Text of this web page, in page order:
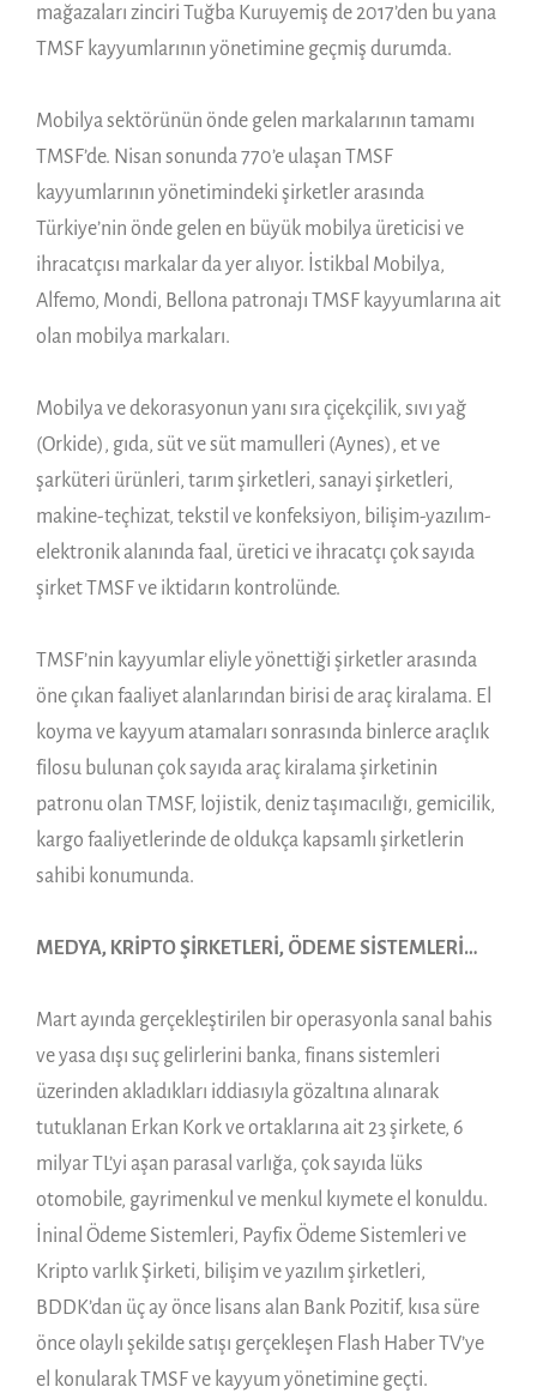
mağazaları zinciri Tuğba Kuruyemiş de 2017’den bu yana
TMSF kayyumlarının yönetimine geçmiş durumda.
Mobilya sektörünün önde gelen markalarının tamamı
TMSF’de. Nisan sonunda 770’e ulaşan TMSF
kayyumlarının yönetimindeki şirketler arasında
Türkiye’nin önde gelen en büyük mobilya üreticisi ve
ihracatçısı markalar da yer alıyor. İstikbal Mobilya,
Alfemo, Mondi, Bellona patronajı TMSF kayyumlarına ait
olan mobilya markaları.
Mobilya ve dekorasyonun yanı sıra çiçekçilik, sıvı yağ
(Orkide), gıda, süt ve süt mamulleri (Aynes), et ve
şarküteri ürünleri, tarım şirketleri, sanayi şirketleri,
makine-teçhizat, tekstil ve konfeksiyon, bilişim-yazılım-
elektronik alanında faal, üretici ve ihracatçı çok sayıda
şirket TMSF ve iktidarın kontrolünde.
TMSF’nin kayyumlar eliyle yönettiği şirketler arasında
öne çıkan faaliyet alanlarından birisi de araç kiralama. El
koyma ve kayyum atamaları sonrasında binlerce araçlık
filosu bulunan çok sayıda araç kiralama şirketinin
patronu olan TMSF, lojistik, deniz taşımacılığı, gemicilik,
kargo faaliyetlerinde de oldukça kapsamlı şirketlerin
sahibi konumunda.
MEDYA, KRİPTO ŞİRKETLERİ, ÖDEME SİSTEMLERİ…
Mart ayında gerçekleştirilen bir operasyonla sanal bahis
ve yasa dışı suç gelirlerini banka, finans sistemleri
üzerinden akladıkları iddiasıyla gözaltına alınarak
tutuklanan Erkan Kork ve ortaklarına ait 23 şirkete, 6
milyar TL’yi aşan parasal varlığa, çok sayıda lüks
otomobile, gayrimenkul ve menkul kıymete el konuldu.
İninal Ödeme Sistemleri, Payfix Ödeme Sistemleri ve
Kripto varlık Şirketi, bilişim ve yazılım şirketleri,
BDDK’dan üç ay önce lisans alan Bank Pozitif, kısa süre
önce olaylı şekilde satışı gerçekleşen Flash Haber TV’ye
el konularak TMSF ve kayyum yönetimine geçti.